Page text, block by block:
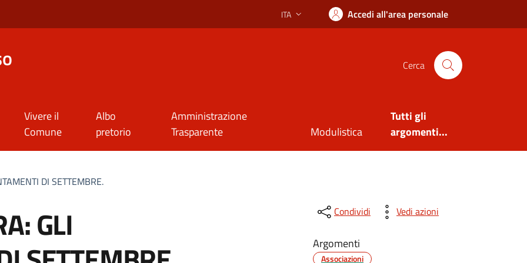
Lingua attiva:
ITA Accedi all'area personale
Cerca
Vivere il
Comune
Albo
pretorio
Amministrazione
Trasparente
Modulistica
Tutti gli
argomenti...
DI SETTEMBRE.
GLI
Condividi Vedi azioni
Argomenti
Associazioni